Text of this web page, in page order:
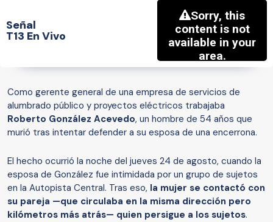
Señal
T13 En Vivo
Como gerente general de una empresa de servicios de
alumbrado público y proyectos eléctricos trabajaba
Roberto González Acevedo, un hombre de 54 años que
murió tras intentar defender a su esposa de una encerrona.
El hecho ocurrió la noche del jueves 24 de agosto, cuando la
esposa de González fue intimidada por un grupo de sujetos
en la Autopista Central. Tras eso, la mujer se contactó con
su pareja —que circulaba en la misma dirección pero
kilómetros más atrás— quien persigue a los sujetos.